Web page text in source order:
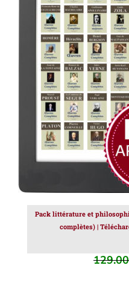
AJOUTER AU PANIER
Pack littérature et
complètes) |
129.00